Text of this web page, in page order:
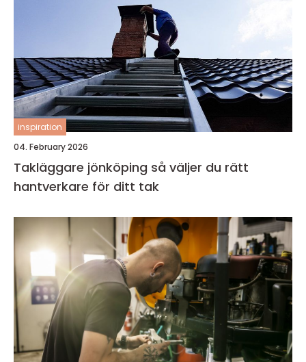
inspiration
04. February 2026
Takläggare jönköping så väljer du rätt
hantverkare för ditt tak